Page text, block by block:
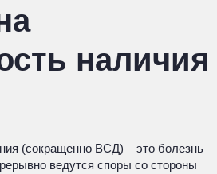
наличия
(сокращенно ВСД) – это болезнь
ведутся споры со стороны